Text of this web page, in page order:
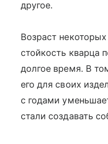
другое.
Возраст
стойкость кварца
долгое время. В
его для своих
с годами
стали создавать